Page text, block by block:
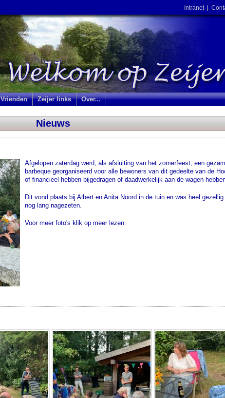
Intranet|
Vrienden Zeijer links Over...
Nieuws
Afgelopen zaterdag werd, als afsluiting van het zomerfeest, een
barbeque georganiseerd voor alle bewoners van dit gedeelte van de
of financieel hebben bijgedragen of daadwerkelijk aan de wagen
Dit vond plaats bij Albert en Anita Noord in de tuin en was heel gezellig
nog lang nagezeten.
Voor meer foto's klik op meer lezen.